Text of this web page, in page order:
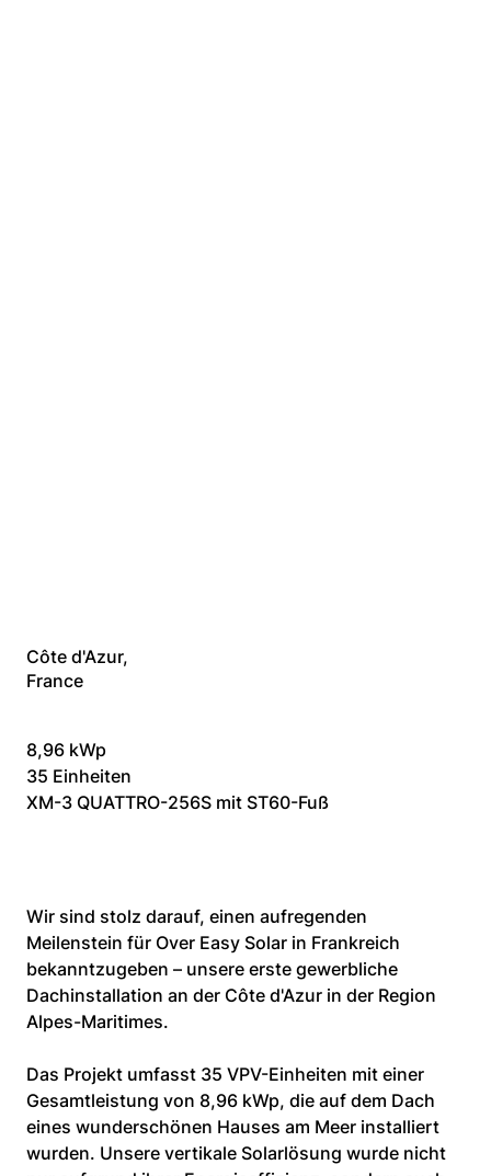
Côte d'Azur,
France
8,96 kWp
35 Einheiten
XM-3 QUATTRO-256S mit ST60-Fuß
Wir sind stolz darauf, einen aufregenden
Meilenstein für Over Easy Solar in Frankreich
bekanntzugeben – unsere erste gewerbliche
Dachinstallation an der Côte d'Azur in der Region
Alpes-Maritimes.
Das Projekt umfasst 35 VPV-Einheiten mit einer
Gesamtleistung von 8,96 kWp, die auf dem Dach
eines wunderschönen Hauses am Meer installiert
wurden. Unsere vertikale Solarlösung wurde nicht